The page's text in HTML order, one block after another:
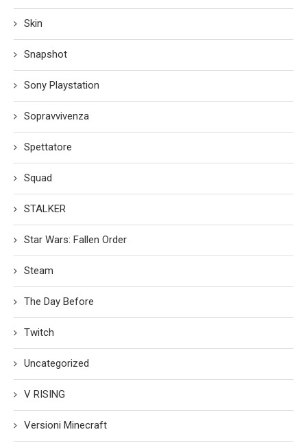
Skin
Snapshot
Sony Playstation
Sopravvivenza
Spettatore
Squad
STALKER
Star Wars: Fallen Order
Steam
The Day Before
Twitch
Uncategorized
V RISING
Versioni Minecraft